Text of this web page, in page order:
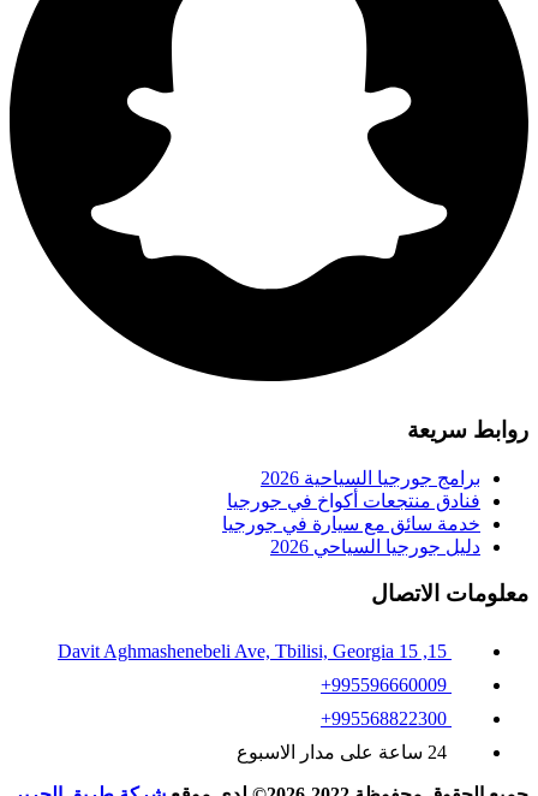
روابط سريعة
برامج جورجيا السياحية 2026
فنادق منتجعات أكواخ في جورجيا
خدمة سائق مع سيارة في جورجيا
دليل جورجيا السياحي 2026
معلومات الاتصال
15, 15 Davit Aghmashenebeli Ave, Tbilisi, Georgia
995596660009+
995568822300+
24 ساعة على مدار الاسبوع